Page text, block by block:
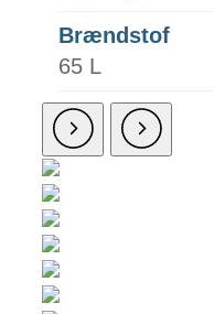
Brændstof
65 L